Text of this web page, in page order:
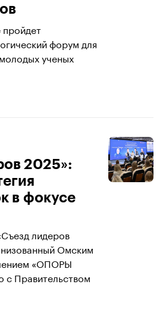
форум для
ученых
2025»:
в фокусе
лидеров
Омским
«ОПОРЫ
Правительством